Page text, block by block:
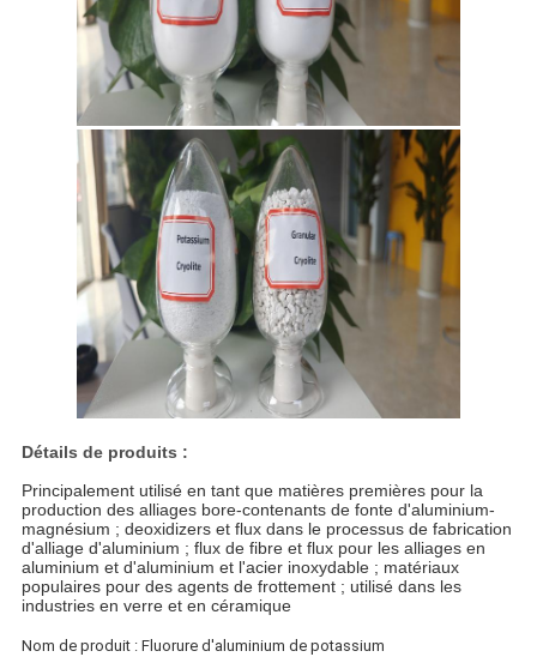
Détails de produits :
Principalement utilisé en tant que matières premières pour la
production des alliages bore-contenants de fonte d'aluminium-
magnésium ; deoxidizers et flux dans le processus de fabrication
d'alliage d'aluminium ; flux de fibre et flux pour les alliages en
aluminium et d'aluminium et l'acier inoxydable ; matériaux
populaires pour des agents de frottement ; utilisé dans les
industries en verre et en céramique
Nom de produit : Fluorure d'aluminium de potassium